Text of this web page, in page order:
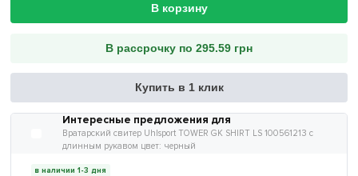
В корзину
В рассрочку по 295.59 грн
Купить в 1 клик
Интересные предложения для
Вратарский свитер Uhlsport TOWER GK SHIRT LS 100561213 с
длинным рукавом цвет: черный
в наличии 1-3 дня